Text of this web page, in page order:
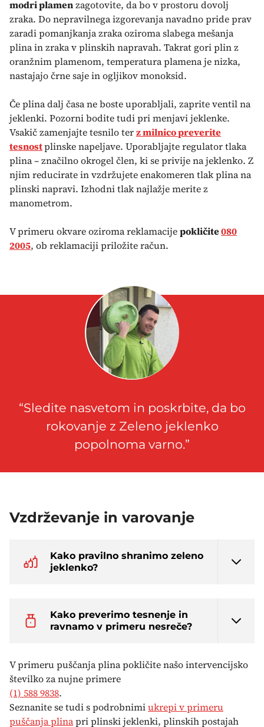
modri plamenzagotovite, da bo v prostoru dovolj
zraka. Do nepravilnega izgorevanja navadno pride prav
zaradi pomanjkanja zraka oziroma slabega mešanja
plina in zraka v plinskih napravah. Takrat gori plin z
oranžnim plamenom, temperatura plamena je nizka,
nastajajo črne saje in ogljikov monoksid.
Če plina dalj časa ne boste uporabljali, zaprite ventil na
jeklenki. Pozorni bodite tudi pri menjavi jeklenke.
Vsakič zamenjajte tesnilo terz milnico preverite
tesnostplinske napeljave. Uporabljajte regulator tlaka
plina – značilno okrogel člen, ki se privije na jeklenko. Z
njim reducirate in vzdržujete enakomeren tlak plina na
plinski napravi. Izhodni tlak najlažje merite z
manometrom.
V primeru okvare oziroma reklamacijepokličite080
2005, ob reklamaciji priložite račun.
“Sledite nasvetom in poskrbite, da bo
rokovanje z Zeleno jeklenko
popolnoma varno.”
Vzdrževanje in varovanje
Kako pravilno shranimo zeleno
jeklenko?
Kako preverimo tesnenje in
ravnamo v primeru nesreče?
V primeru puščanja plina pokličite našo intervencijsko
številko za nujne primere
(1) 588 9838.
Seznanite se tudi s podrobnimiukrepi v primeru
puščanja plinapri plinski jeklenki, plinskih postajah